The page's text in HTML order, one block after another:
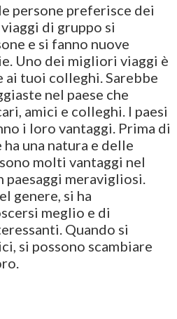
persone preferisce dei
di gruppo si
e si fanno nuove
Uno dei migliori viaggi è
ai tuoi colleghi. Sarebbe
nel paese che
amici e colleghi. I paesi
i loro vantaggi. Prima di
una natura e delle
molti vantaggi nel
meravigliosi.
genere, si ha
meglio e di
Quando si
si possono scambiare